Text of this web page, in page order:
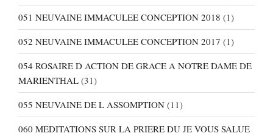
051 NEUVAINE IMMACULEE CONCEPTION 2018 (1)
052 NEUVAINE IMMACULEE CONCEPTION 2017 (1)
054 ROSAIRE D ACTION DE GRACE A NOTRE DAME DE
MARIENTHAL (31)
055 NEUVAINE DE L ASSOMPTION (11)
060 MEDITATIONS SUR LA PRIERE DU JE VOUS SALUE